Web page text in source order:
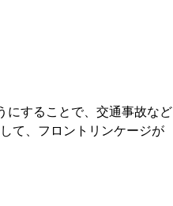
にすることで、交通事故など
て、フロントリンケージが